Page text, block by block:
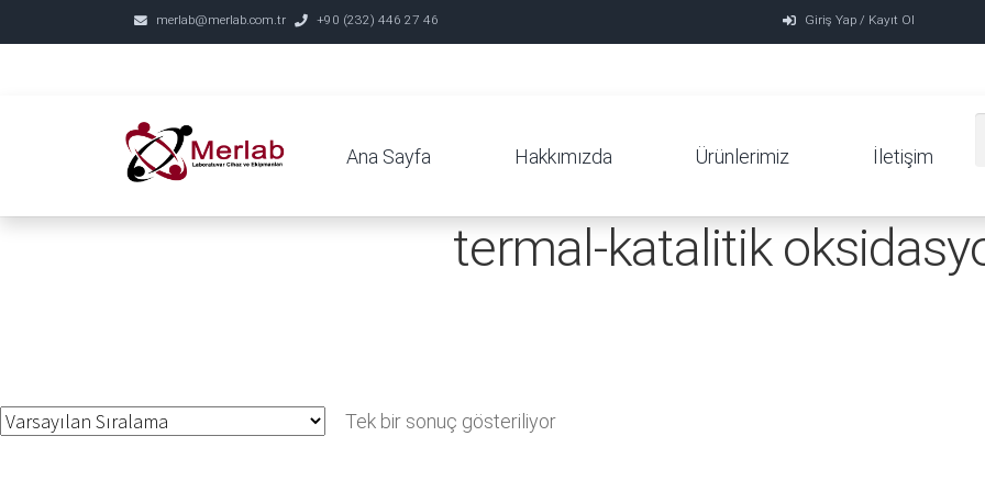
merlab@merlab.com.tr +90 (232) 446 27 46 Giriş Yap / Kayıt Ol
Ana Sayfa Hakkımızda Ürünlerimiz İletişim
termal-katalitik
Tek bir sonuç gösteriliyor